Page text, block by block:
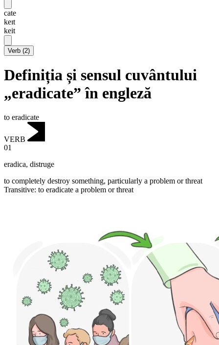
cate
keɪt
keit
Verb (2)
Definiția și sensul cuvântului
„eradicate” în engleză
to eradicate
VERB
01
eradica, distruge
to completely destroy something, particularly a problem or threat
Transitive: to eradicate a problem or threat